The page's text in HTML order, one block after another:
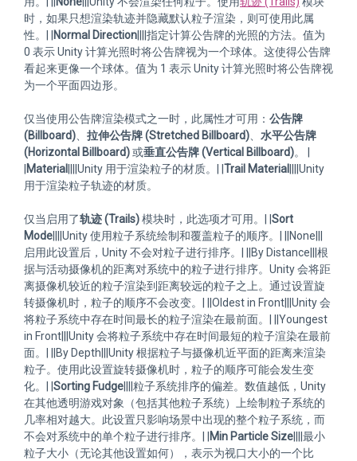
时，如果只想渲染轨迹并隐藏默认粒子渲染，则可使用此属
性。| |
Normal Direction ||||指定计算公告牌的光照的方法。值为
0 表示 Unity 计算光照时将公告牌视为一个球体。这使得公告牌
看起来更像一个球体。值为 1 表示 Unity 计算光照时将公告牌视
为一个平面四边形。
仅当使用公告牌渲染模式之一时，此属性才可用： 公告牌
(Billboard)
拉伸公告牌 (Stretched Billboard)
水平公告牌
(Horizontal Billboard)或垂直公告牌 (Vertical Billboard)。 |
Material ||||Unity 用于渲染粒子的材质。| | Trail Material
||||Unity
用于渲染粒子轨迹的材质。
仅当启用了轨迹 (Trails)模块时，此选项才可用。| | Sort
Mode ||||Unity 使用粒子系统绘制和覆盖粒子的顺序。| ||None|||
启用此设置后，Unity 不会对粒子进行排序。| ||By Distance|||根
据与活动摄像机的距离对系统中的粒子进行排序。Unity 会将距
离摄像机较近的粒子渲染到距离较远的粒子之上。通过设置旋
转摄像机时，粒子的顺序不会改变。| ||Oldest in Front|||Unity 会
将粒子系统中存在时间最长的粒子渲染在最前面。| ||Youngest
in Front|||Unity 会将粒子系统中存在时间最短的粒子渲染在最前
面。| ||By Depth|||Unity 根据粒子与摄像机近平面的距离来渲染
粒子。使用此设置旋转摄像机时，粒子的顺序可能会发生变
化。| | Sorting Fudge ||||粒子系统排序的偏差。数值越低，Unity
在其他透明游戏对象（包括其他粒子系统）上绘制粒子系统的
几率相对越大。此设置只影响场景中出现的整个粒子系统，而
不会对系统中的单个粒子进行排序。| |
Min Particle Size ||||最小
粒子大小（无论其他设置如何），表示为视口大小的一个比